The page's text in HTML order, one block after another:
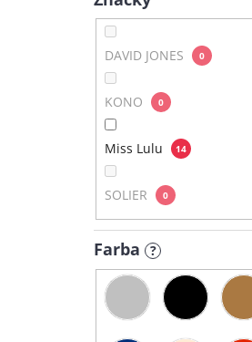
DAVID JONES 0
KONO 0
Miss Lulu 14
SOLIER 0
Farba ?